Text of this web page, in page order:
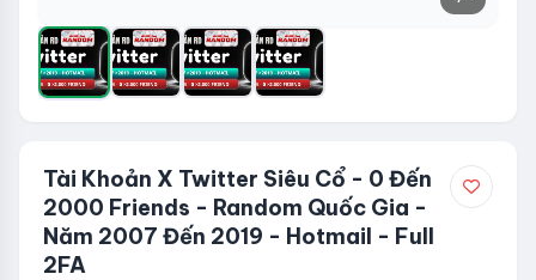
Tài Khoản X Twitter Siêu Cổ - 0 Đến
2000 Friends - Random Quốc Gia -
Năm 2007 Đến 2019 - Hotmail - Full
2FA